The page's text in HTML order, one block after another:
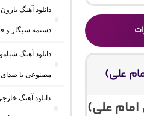
علی)
امام علی)
دانلود آهنگ
دستمه سیگار و
دانلود آهنگ
مصنوعی با